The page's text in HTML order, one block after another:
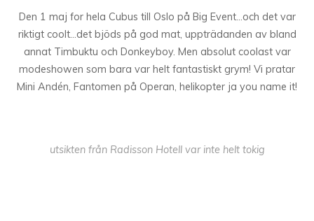
Den 1 maj for hela Cubus till Oslo på Big Event…och det var
riktigt coolt…det bjöds på god mat, uppträdanden av bland
annat Timbuktu och Donkeyboy. Men absolut coolast var
modeshowen som bara var helt fantastiskt grym! Vi pratar
Mini Andén, Fantomen på Operan, helikopter ja you name it!
utsikten från Radisson Hotell var inte helt tokig